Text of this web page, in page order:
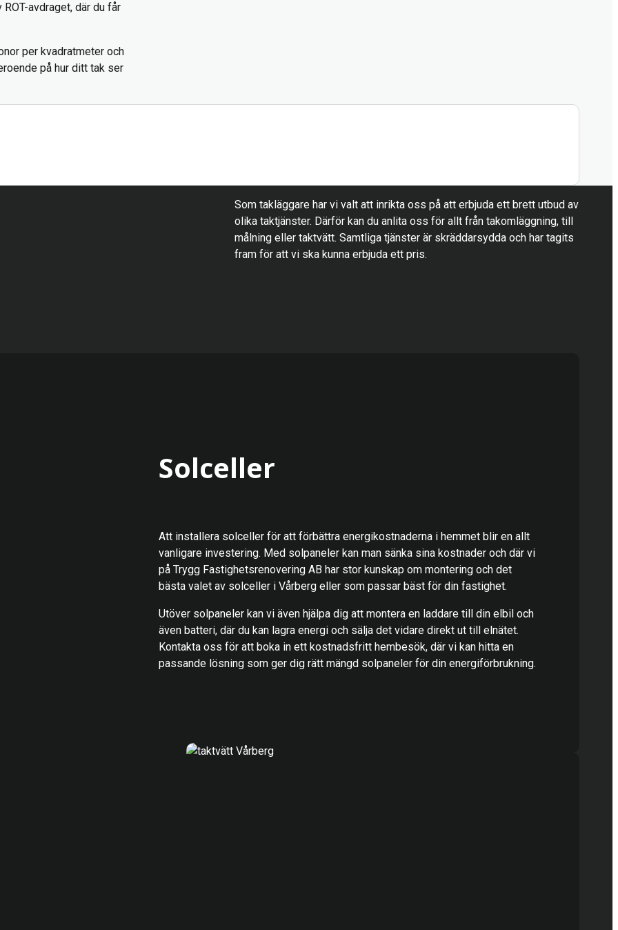
avdraget, där du får
per kvadratmeter och
på hur ditt tak ser
Som takläggare har vi valt att inrikta oss på att erbjuda ett brett utbud av
olika taktjänster. Därför kan du anlita oss för allt från takomläggning, till
målning eller taktvätt. Samtliga tjänster är skräddarsydda och har tagits
fram för att vi ska kunna erbjuda ett pris.
Solceller
Att installera solceller för att förbättra energikostnaderna i hemmet blir en allt
vanligare investering. Med solpaneler kan man sänka sina kostnader och där vi
på Trygg Fastighetsrenovering AB har stor kunskap om montering och det
bästa valet av solceller i Vårberg eller som passar bäst för din fastighet.
Utöver solpaneler kan vi även hjälpa dig att montera en laddare till din elbil och
även batteri, där du kan lagra energi och sälja det vidare direkt ut till elnätet.
Kontakta oss för att boka in ett kostnadsfritt hembesök, där vi kan hitta en
passande lösning som ger dig rätt mängd solpaneler för din energiförbrukning.